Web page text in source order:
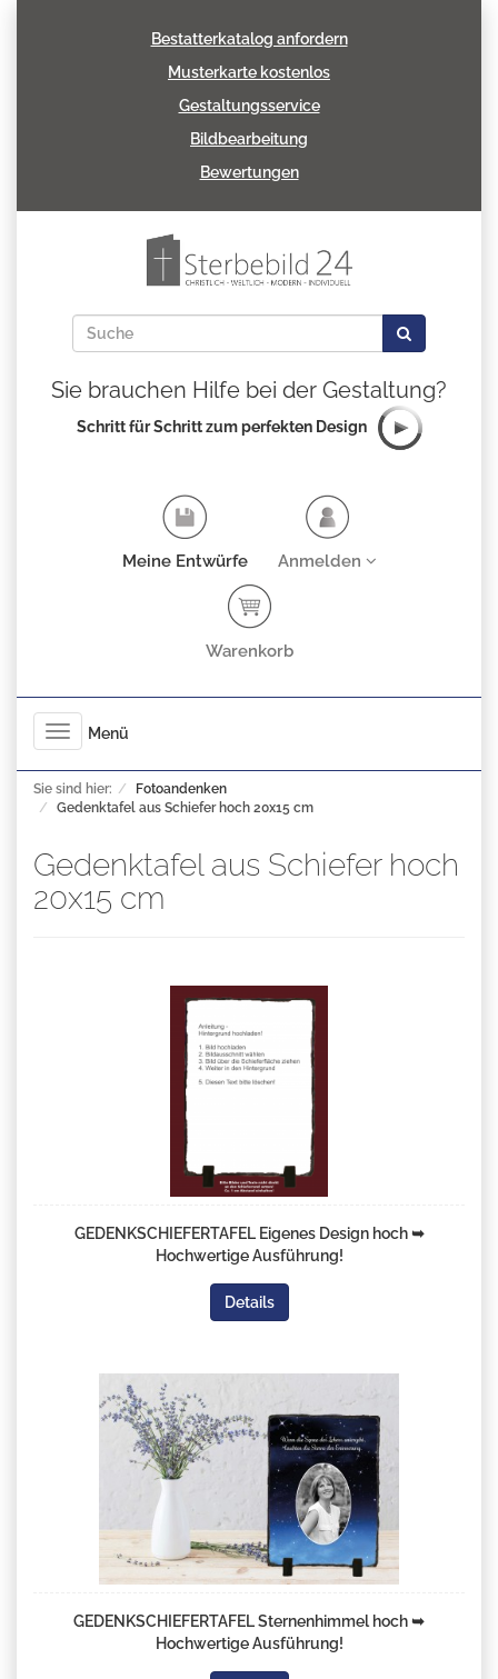
Bestatterkatalog anfordern
Musterkarte kostenlos
Gestaltungsservice
Bildbearbeitung
Bewertungen
Sie brauchen Hilfe bei der Gestaltung?
Schritt für Schritt zum perfekten Design
Meine Entwürfe Anmelden
Warenkorb
Toggle
navigation
Menü
Sie sind hier:
Fotoandenken
Gedenktafel aus Schiefer hoch 20x15 cm
Gedenktafel aus Schiefer hoch
20x15 cm
GEDENKSCHIEFERTAFEL Eigenes Design hoch ➥
Hochwertige Ausführung!
Details
GEDENKSCHIEFERTAFEL Sternenhimmel hoch ➥
Hochwertige Ausführung!